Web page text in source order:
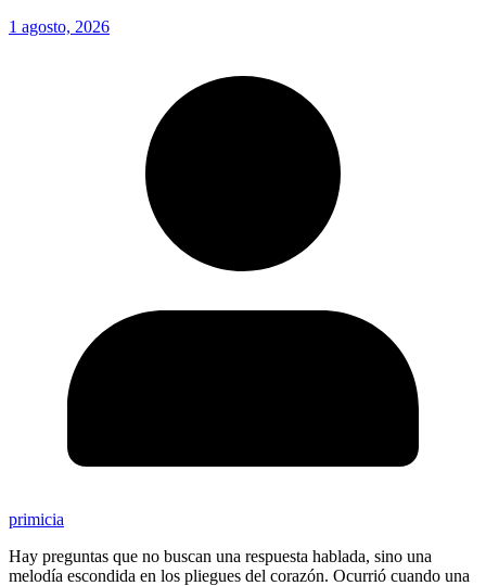
1 agosto, 2026
primicia
Hay preguntas que no buscan una respuesta hablada, sino una
melodía escondida en los pliegues del corazón. Ocurrió cuando una